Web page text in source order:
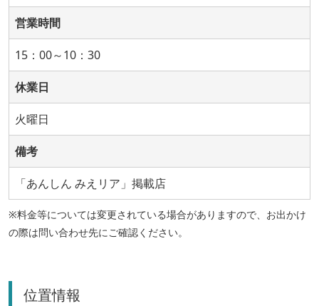
営業時間
15：00～10：30
休業日
火曜日
備考
「あんしん みえリア」掲載店
※料金等については変更されている場合がありますので、お出かけ
の際は問い合わせ先にご確認ください。
位置情報